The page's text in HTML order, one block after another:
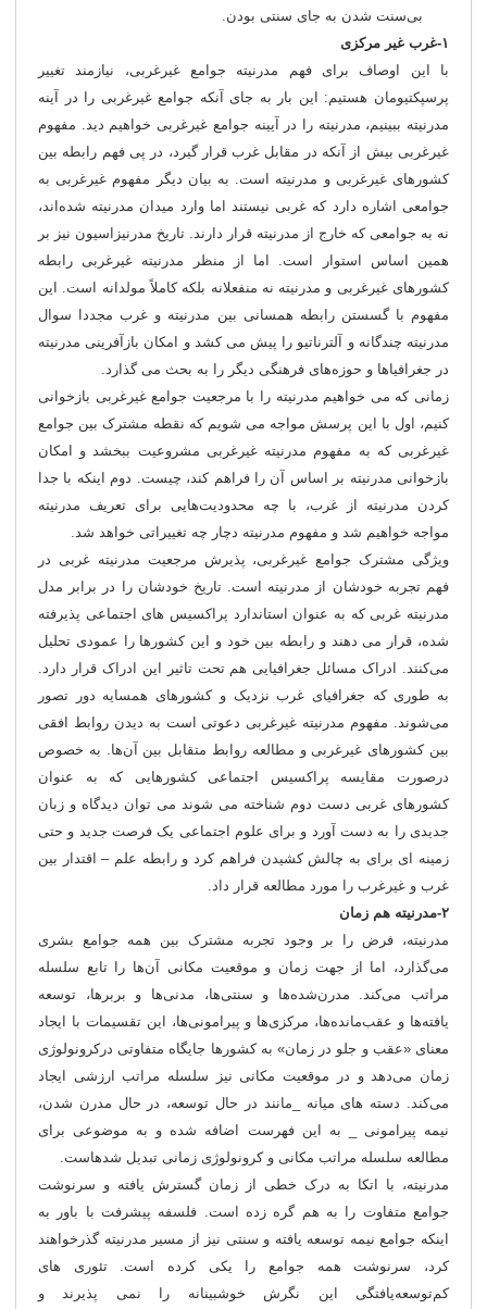
بی‌سنت شدن به جای سنتی بودن.
۱-غرب غیر مرکزی
با این اوصاف برای فهم مدرنیته جوامع غیرغربی، نیازمند تغییر
پرسپکتیومان هستیم: این بار به جای آنکه جوامع غیرغربی را در آینه
مدرنیته ببینیم، مدرنیته را در آیینه جوامع غیرغربی خواهیم دید. مفهوم
غیرغربی بیش از آنکه در مقابل غرب قرار گیرد، در پی فهم رابطه بین
کشورهای غیرغربی و مدرنیته است. به بیان دیگر مفهوم غیرغربی به
جوامعی اشاره دارد که غربی نیستند اما وارد میدان مدرنیته شده‌اند،
نه به جوامعی که خارج از مدرنیته قرار دارند. تاریخ مدرنیزاسیون نیز بر
همین اساس استوار است. اما از منظر مدرنیته غیرغربی رابطه
کشورهای غیرغربی و مدرنیته نه منفعلانه بلکه کاملاً مولدانه است. این
مفهوم با گسستن رابطه همسانی بین مدرنیته و غرب مجددا سوال
مدرنیته چندگانه و آلترناتیو را پیش می کشد و امکان بازآفرینی مدرنیته
در جغرافیاها و حوزه‌های فرهنگی دیگر را به بحث می گذارد.
زمانی که می خواهیم مدرنیته را با مرجعیت جوامع غیرغربی بازخوانی
کنیم، اول با این پرسش مواجه می شویم که نقطه مشترک بین جوامع
غیرغربی که به مفهوم مدرنیته غیرغربی مشروعیت ببخشد و امکان
بازخوانی مدرنیته بر اساس آن را فراهم کند، چیست. دوم اینکه با جدا
کردن مدرنیته از غرب، با چه محدودیت‌هایی برای تعریف مدرنیته
مواجه خواهیم شد و مفهوم مدرنیته دچار چه تغییراتی خواهد شد.
ویژگی مشترک جوامع غیرغربی، پذیرش مرجعیت مدرنیته غربی در
فهم تجربه خودشان از مدرنیته است. تاریخ خودشان را در برابر مدل
مدرنیته غربی که به عنوان استاندارد پراکسیس های اجتماعی پذیرفته
شده، قرار می دهند و رابطه بین خود و این کشورها را عمودی تحلیل
می‌کنند. ادراک مسائل جغرافیایی هم تحت تاثیر این ادراک قرار دارد.
به طوری که جغرافیای غرب نزدیک و کشورهای همسایه دور تصور
می‌شوند. مفهوم مدرنیته غیرغربی دعوتی است به دیدن روابط افقی
بین کشورهای غیرغربی و مطالعه روابط متقابل بین آن‌ها. به خصوص
درصورت مقایسه پراکسیس اجتماعی کشورهایی که به عنوان
کشورهای غربی دست دوم شناخته می شوند می توان دیدگاه و زبان
جدیدی را به دست آورد و برای علوم اجتماعی یک فرصت جدید و حتی
زمینه ای برای به چالش کشیدن فراهم کرد و رابطه علم – اقتدار بین
غرب و غیرغرب را مورد مطالعه قرار داد.
۲-مدرنیته هم زمان
مدرنیته، فرض را بر وجود تجربه مشترک بین همه جوامع بشری
می‌گذارد، اما از جهت زمان و موقعیت مکانی آن‌ها را تابع سلسله
مراتب می‌کند. مدرن‌شده‌ها و سنتی‌ها، مدنی‌ها و بربرها، توسعه
یافته‌ها و عقب‌مانده‌ها، مرکزی‌ها و پیرامونی‌ها، این تقسیمات با ایجاد
معنای «عقب و جلو در زمان» به کشورها جایگاه متفاوتی درکرونولوژی
زمان می‌دهد و در موقعیت‌ مکانی نیز سلسله مراتب ارزشی ایجاد
می‌کند. دسته های میانه _مانند در حال توسعه، در حال مدرن شدن،
نیمه پیرامونی _ به این فهرست اضافه شده و به موضوعی برای
مطالعه سلسله مراتب مکانی و کرونولوژی زمانی تبدیل شده‎است.
مدرنیته، با اتکا به درک خطی از زمان گسترش یافته و سرنوشت
جوامع متفاوت را به هم گره زده است. فلسفه پیشرفت با باور به
اینکه جوامع نیمه توسعه یافته و سنتی نیز از مسیر مدرنیته گذرخواهند
کرد، سرنوشت همه جوامع را یکی کرده است. تئوری های
کم‌توسعه‌یافتگی این نگرش خوشبینانه را نمی پذیرند و